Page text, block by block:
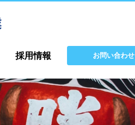
採用情報 お問い合わせ